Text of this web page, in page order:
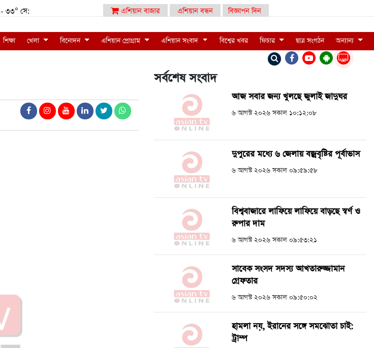
- ৩৩° সে: এশিয়ান বাজার এশিয়ান বন্ধন বিজ্ঞাপন দিন
LIVE
শিক্ষা খেলা বিনোদন এশিয়ান প্রোগ্রাম এশিয়ান সংবাদ বিশ্বের খবর ফিচার ছাত্র সংগঠন অন্যান্য
সর্বশেষ সংবাদ
আজ সবার জন্য খুলছে জুলাই জাদুঘর
৬ আগস্ট ২০২৬ সকাল ১০:১২:০৮
দুপুরের মধ্যে ৬ জেলায় বজ্রবৃষ্টির পূর্বাভাস
৬ আগস্ট ২০২৬ সকাল ০৯:৫৯:৫৮
বিশ্ববাজারে লাফিয়ে লাফিয়ে বাড়ছে স্বর্ণ ও
রুপার দাম
৬ আগস্ট ২০২৬ সকাল ০৯:৫৩:২১
সাবেক সংসদ সদস্য আখতারুজ্জামান
গ্রেফতার
৬ আগস্ট ২০২৬ সকাল ০৯:৫০:০২
হামলা নয়, ইরানের সঙ্গে সমঝোতা চাই:
ট্রাম্প